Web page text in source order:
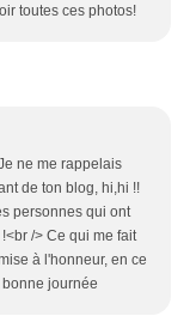
toutes ces photos!
ne me rappelais
de ton blog, hi,hi !!
personnes qui ont
/> Ce qui me fait
à l'honneur, en ce
bonne journée